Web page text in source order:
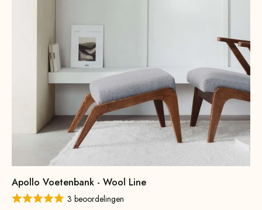
Apollo Voetenbank - Wool Line
3 beoordelingen